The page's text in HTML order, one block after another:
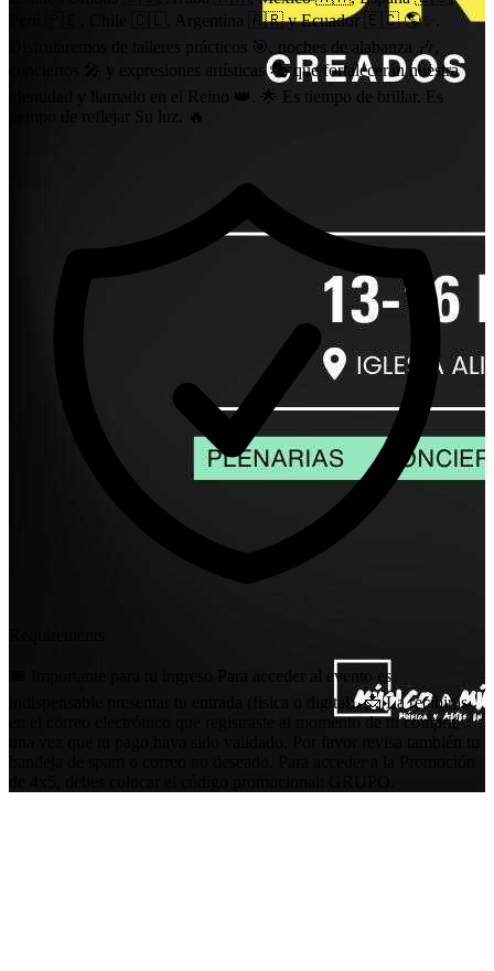
Perú 🇵🇪, Chile 🇨🇱, Argentina 🇦🇷 y Ecuador 🇪🇨 🌎✨.
Disfrutaremos de talleres prácticos 🎯, noches de alabanza 🎶,
conciertos 🎤 y expresiones artísticas 🎭 que fortalecerán nuestra
identidad y llamado en el Reino 👑. 🌟 Es tiempo de brillar. Es
tiempo de reflejar Su luz. 🔥
🎟️ Importante para tu ingreso Para acceder al evento es
indispensable presentar tu entrada (física o digital). 📩 La recibirás
en el correo electrónico que registraste al momento de tu compra,